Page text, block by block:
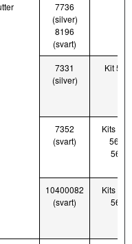
7736
(silver)
8196
(svart)
7331
(silver)
Kit
7352
(svart)
Kits
10400082
(svart)
Kits